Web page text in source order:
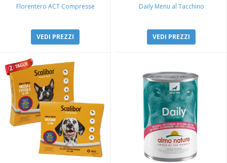
Florentero ACT Compresse
VEDI PREZZI
Daily Menu al Tacchino
VEDI PREZZI